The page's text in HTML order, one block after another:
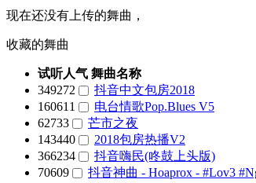
现在还没有上传的舞曲，
收藏的舞曲
试听人气 舞曲名称
349272
抖音中文包房2018
160611
电台情歌Pop.Blues V5
62733
芒市之夜
143440
2018包房热播V2
366234
抖音嗨民(咚鼓上头版)
70609
抖音神曲 - Hoaprox - #Lov3